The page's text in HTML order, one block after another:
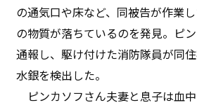
の通気口や床など、同被告が作業
の物質が落ちているのを発見。ピ
通報し、駆け付けた消防隊員が同
水銀を検出した。
ピンカソフさん夫妻と息子は血